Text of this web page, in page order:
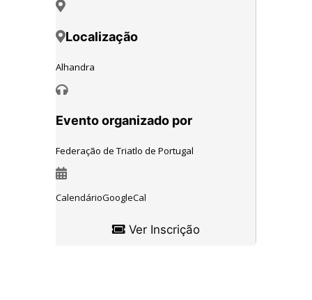
Localização
Alhandra
Evento organizado por
Federação de Triatlo de Portugal
CalendárioGoogleCal
Ver Inscrição